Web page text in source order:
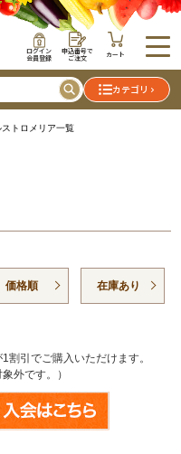
ログイン
会員登録
申込番号で
ご注文 カート
カテゴリ
トロメリア一覧
価格順 在庫あり
割引でご購入いただけます。
外です。）